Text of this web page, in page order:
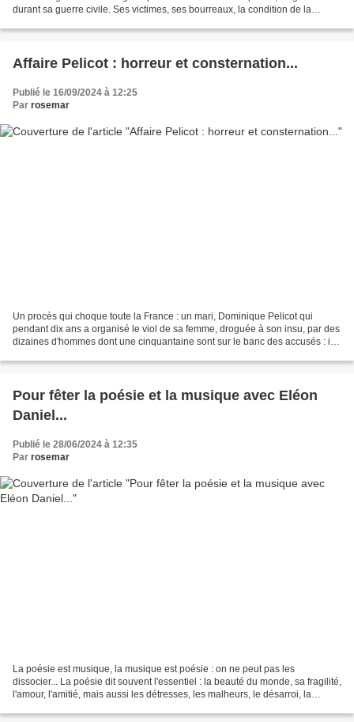
durant sa guerre civile. Ses victimes, ses bourreaux, la condition de la
Affaire Pelicot : horreur et consternation...
Publié le 16/09/2024 à 12:25
Par rosemar
Un procès qui choque toute la France : un mari, Dominique Pelicot qui
pendant dix ans a organisé le viol de sa femme, droguée à son insu, par des
dizaines d'hommes dont une cinquantaine sont sur le banc des accusés : ils
Pour fêter la poésie et la musique avec Eléon
Daniel...
Publié le 28/06/2024 à 12:35
Par rosemar
La poésie est musique, la musique est poésie : on ne peut pas les
dissocier... La poésie dit souvent l'essentiel : la beauté du monde, sa fragilité,
l'amour, l'amitié, mais aussi les détresses, les malheurs, le désarroi, la